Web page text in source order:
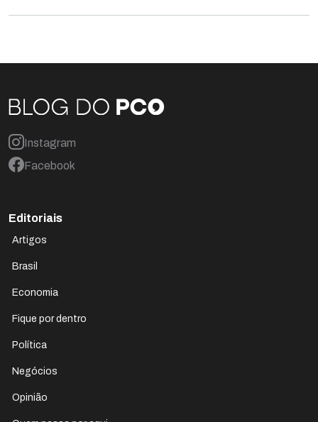
Instagram
Facebook
Editoriais
Artigos
Brasil
Economia
Fique por dentro
Política
Negócios
Opinião